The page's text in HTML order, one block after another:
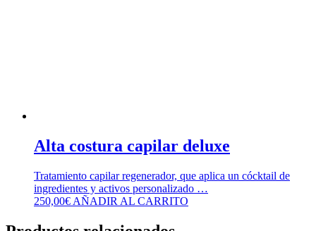
Alta costura capilar deluxe
Tratamiento capilar regenerador, que aplica un cócktail de
ingredientes y activos personalizado …
250,00€ AÑADIR AL CARRITO